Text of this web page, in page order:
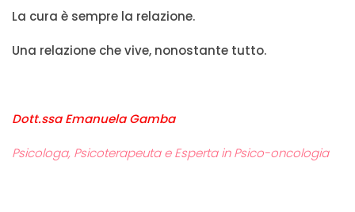
La cura è sempre la relazione.
Una relazione che vive, nonostante tutto.
Dott.ssa Emanuela Gamba
Psicologa, Psicoterapeuta e Esperta in Psico-oncologia